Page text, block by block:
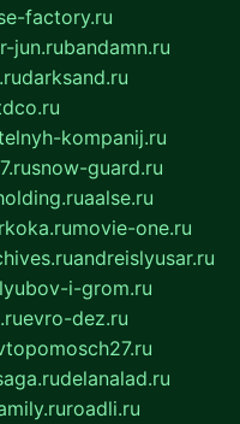
factory.ru
jun.rubandamn.ru
darksand.ru
kompanij.ru
snow-guard.ru
aalse.ru
movie-one.ru
andreislyusar.ru
i-grom.ru
evro-dez.ru
delanalad.ru
roadli.ru